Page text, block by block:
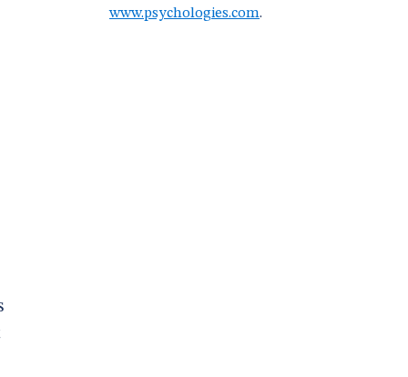
www.psychologies.com.